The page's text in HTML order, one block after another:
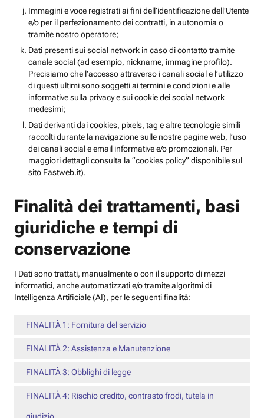
Immagini e voce registrati ai fini dell’identificazione dell’Utente
e/o per il perfezionamento dei contratti, in autonomia o
tramite nostro operatore;
Dati presenti sui social network in caso di contatto tramite
canale social (ad esempio, nickname, immagine profilo).
Precisiamo che l’accesso attraverso i canali social e l’utilizzo
di questi ultimi sono soggetti ai termini e condizioni e alle
informative sulla privacy e sui cookie dei social network
medesimi;
Dati derivanti dai cookies, pixels, tag e altre tecnologie simili
raccolti durante la navigazione sulle nostre pagine web, l’uso
dei canali social e email informative e/o promozionali. Per
maggiori dettagli consulta la “cookies policy” disponibile sul
sito Fastweb.it).
Finalità dei trattamenti, basi
giuridiche e tempi di
conservazione
I Dati sono trattati, manualmente o con il supporto di mezzi
informatici, anche automatizzati e/o tramite algoritmi di
Intelligenza Artificiale (AI), per le seguenti finalità:
FINALITÀ 1: Fornitura del servizio
FINALITÀ 2: Assistenza e Manutenzione
FINALITÀ 3: Obblighi di legge
FINALITÀ 4: Rischio credito, contrasto frodi, tutela in